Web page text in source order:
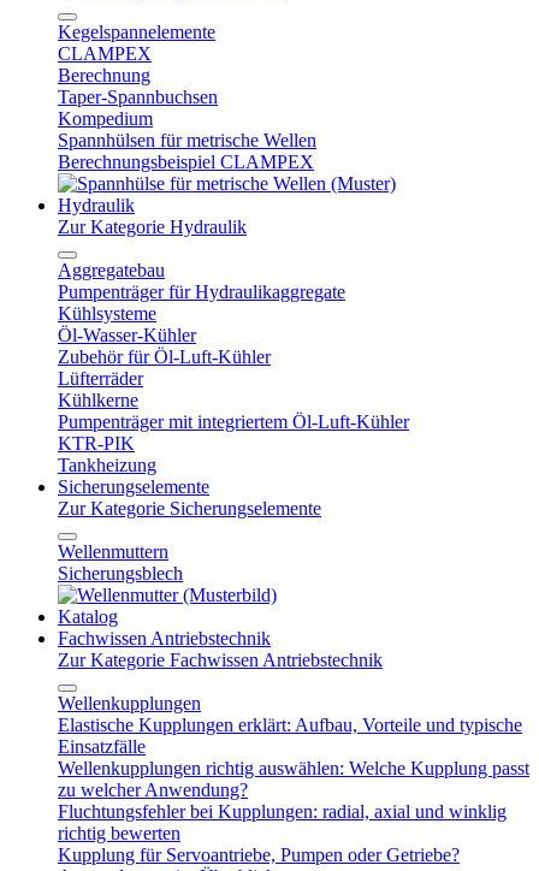
Kegelspannelemente
CLAMPEX
Berechnung
Taper-Spannbuchsen
Kompedium
Spannhülsen für metrische Wellen
Berechnungsbeispiel CLAMPEX
Hydraulik
Zur Kategorie Hydraulik
Aggregatebau
Pumpenträger für Hydraulikaggregate
Kühlsysteme
Öl-Wasser-Kühler
Zubehör für Öl-Luft-Kühler
Lüfterräder
Kühlkerne
Pumpenträger mit integriertem Öl-Luft-Kühler
KTR-PIK
Tankheizung
Sicherungselemente
Zur Kategorie Sicherungselemente
Wellenmuttern
Sicherungsblech
Katalog
Fachwissen Antriebstechnik
Zur Kategorie Fachwissen Antriebstechnik
Wellenkupplungen
Elastische Kupplungen erklärt: Aufbau, Vorteile und typische
Einsatzfälle
Wellenkupplungen richtig auswählen: Welche Kupplung passt
zu welcher Anwendung?
Fluchtungsfehler bei Kupplungen: radial, axial und winklig
richtig bewerten
Kupplung für Servoantriebe, Pumpen oder Getriebe?